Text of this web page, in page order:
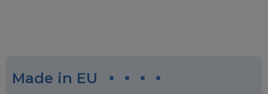
Made in EU